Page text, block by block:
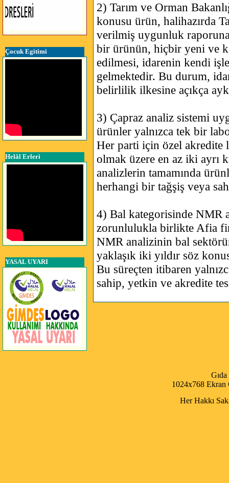
Çocuk Egitimi
Helâl Erleri
YASAL UYARI
2) Tarım ve Orman
konusu ürün, halihazırda
verilmiş uygunluk
bir ürünün, hiçbir yeni ve
edilmesi, idarenin kendi
gelmektedir. Bu durum,
belirlilik ilkesine açıkça
3) Çapraz analiz sistemi
ürünler yalnızca tek bir
Her parti için özel akredite
olmak üzere en az iki ayrı
analizlerin tamamında
herhangi bir tağşiş veya
4) Bal kategorisinde NMR
zorunlulukla birlikte Afia
NMR analizinin bal
yaklaşık iki yıldır söz
Bu süreçten itibaren
sahip, yetkin ve akredite
1024x768 Ekran
Her Hakkı